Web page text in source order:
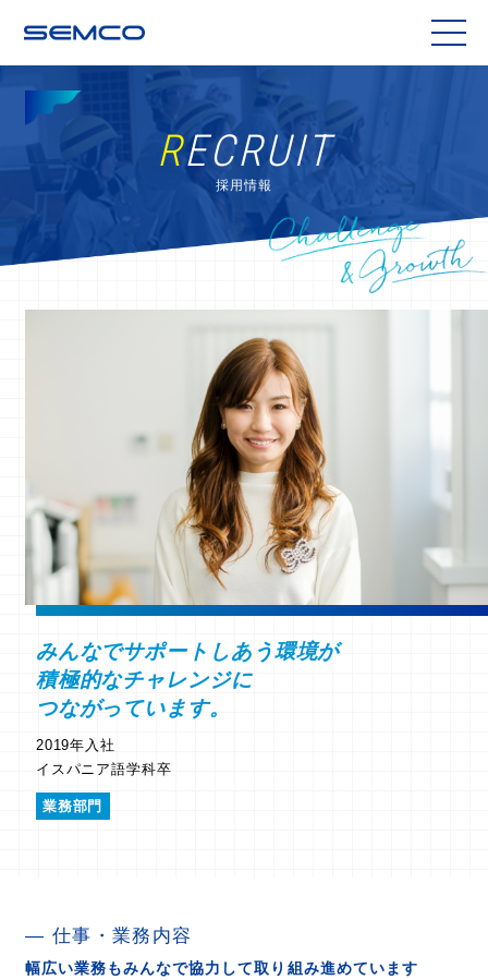
RECRUIT
採用情報
Challenge & Growth
みんなでサポートしあう環境が
積極的なチャレンジに
つながっています。
2019年入社
イスパニア語学科卒
業務部門
仕事・業務内容
幅広い業務もみんなで協力して取り組み進めています